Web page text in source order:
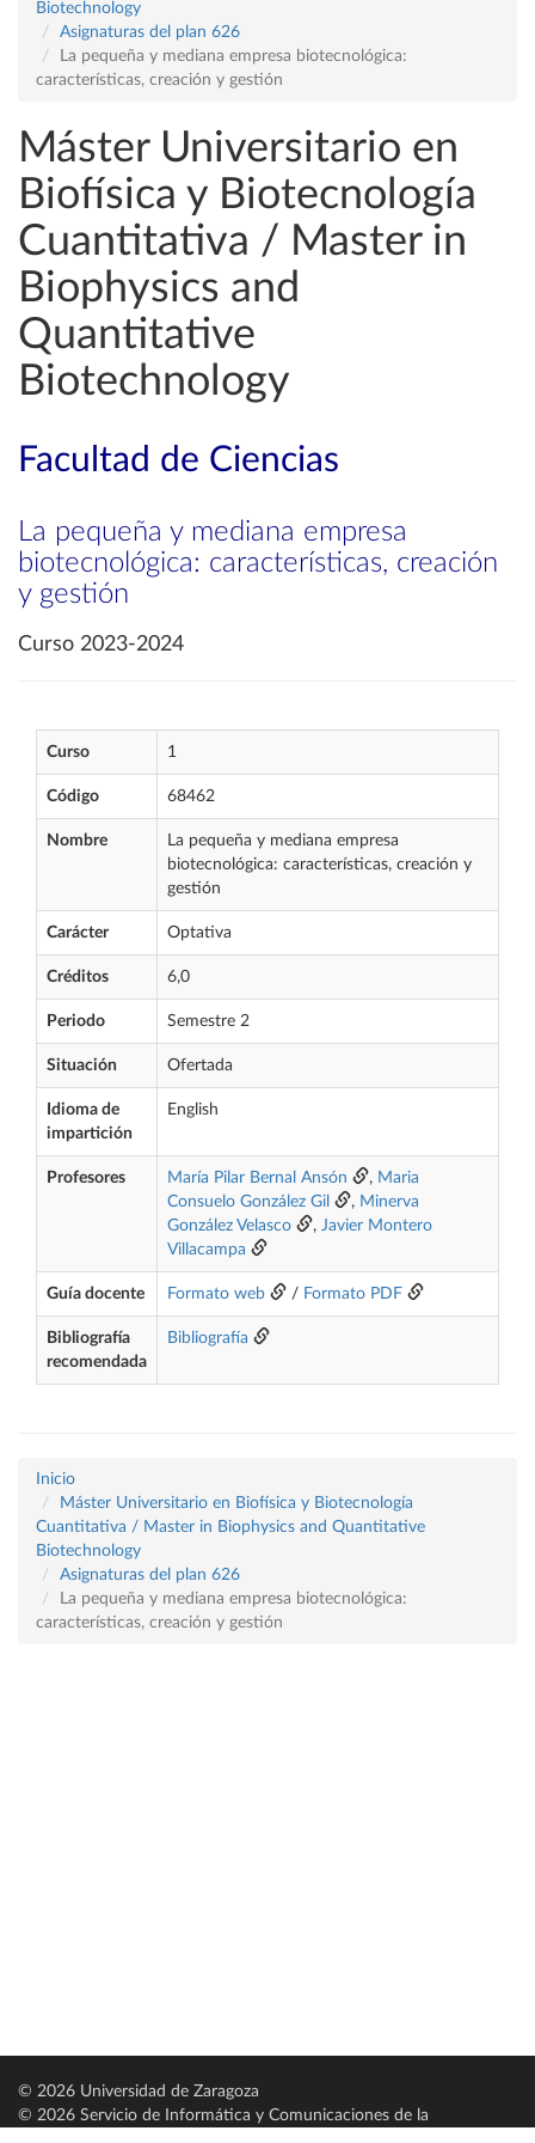
Biotechnology
Asignaturas del plan 626
La pequeña y mediana empresa biotecnológica:
características, creación y gestión
Máster Universitario en
Biofísica y Biotecnología
Cuantitativa / Master in
Biophysics and
Quantitative
Biotechnology
Facultad de Ciencias
La pequeña y mediana empresa
biotecnológica: características, creación
y gestión
Curso 2023-2024
Curso 1
Código 68462
Nombre
La pequeña y mediana empresa
biotecnológica: características, creación y
gestión
Carácter Optativa
Créditos 6,0
Periodo Semestre 2
Situación Ofertada
Idioma de
impartición
English
Profesores María Pilar Bernal Ansón , Maria
Consuelo González Gil
, Minerva
González Velasco
, Javier Montero
Villacampa
Guía docente Formato web / Formato PDF
Bibliografía
recomendada
Bibliografía
Inicio
Máster Universitario en Biofísica y Biotecnología
Cuantitativa / Master in Biophysics and Quantitative
Biotechnology
Asignaturas del plan 626
La pequeña y mediana empresa biotecnológica:
características, creación y gestión
© 2026 Universidad de Zaragoza
© 2026 Servicio de Informática y Comunicaciones de la